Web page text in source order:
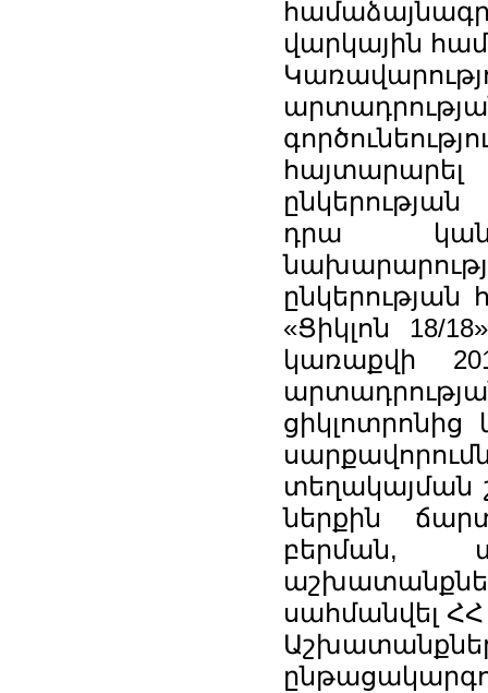
վարկային
դրա
ընկերության
«Ցիկլոն 18/
կառաքվի
տեղակայման
ներքին
բերման,
սահմանվել